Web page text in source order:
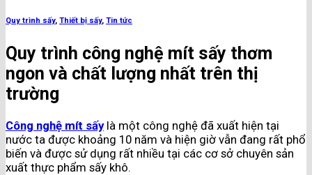
Quy trình sấy, Thiết bị sấy, Tin tức
Quy trình công nghệ mít sấy thơm
ngon và chất lượng nhất trên thị
trường
Công nghệ mít sấylà một công nghệ đã xuất hiện tại
nước ta được khoảng 10 năm và hiện giờ vẫn đang rất phổ
biến và được sử dụng rất nhiều tại các cơ sở chuyên sản
xuất thực phẩm sấy khô.